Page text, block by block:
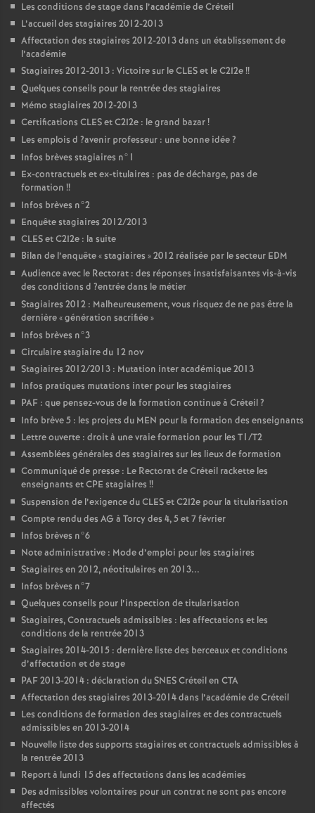
Les conditions de stage dans l’académie de Créteil
L’accueil des stagiaires 2012-2013
Affectation des stagiaires 2012-2013 dans un établissement de
l’académie
Stagiaires 2012-2013 : Victoire sur leCLESet le C2I2e!!
Quelques conseils pour la rentrée des stagiaires
Mémo stagiaires 2012-2013
Certifications CLESet C2I2e : le grand bazar!
Les emplois d ?avenir professeur : une bonne idée?
Infos brèves stagiaires n°1
Ex-contractuels et ex-titulaires : pas de décharge, pas de
formation !!
Infos brèves n°2
Enquête stagiaires 2012/2013
CLESet C2I2e : la suite
Bilan de l’enquête «stagiaires » 2012 réalisée par le secteur EDM
Audience avec le Rectorat : des réponses insatisfaisantes vis-à-vis
des conditions d ?entrée dans le métier
Stagiaires 2012 : Malheureusement, vous risquez de ne pas être la
dernière «génération sacrifiée»
Infos brèves n°3
Circulaire stagiaire du 12 nov
Stagiaires 2012/2013 : Mutation inter académique 2013
Infos pratiques mutations inter pour les stagiaires
PAF : que pensez-vous de la formation continue à Créteil?
Info brève 5 : les projets du MEN pour la formation des enseignants
Lettre ouverte : droit à une vraie formation pour les T1/T2
Assemblées générales des stagiaires sur les lieux de formation
Communiqué de presse : Le Rectorat de Créteil rackette les
enseignants etCPE stagiaires !!
Suspension de l’exigence duCLESet C2I2e pour la titularisation
Compte rendu des AG à Torcy des 4, 5 et 7 février
Infos brèves n°6
Note administrative : Mode d’emploi pour les stagiaires
Stagiaires en 2012, néotitulaires en 2013...
Infos brèves n°7
Quelques conseils pour l’inspection de titularisation
Stagiaires, Contractuels admissibles : les affectations et les
conditions de la rentrée 2013
Stagiaires 2014-2015 : dernière liste des berceaux et conditions
d’affectation et de stage
PAF2013-2014 : déclaration duSNESCréteil en CTA
Affectation des stagiaires 2013-2014 dans l’académie de Créteil
Les conditions de formation des stagiaires et des contractuels
admissibles en 2013-2014
Nouvelle liste des supports stagiaires et contractuels admissibles à
la rentrée 2013
Report à lundi 15 des affectations dans les académies
Des admissibles volontaires pour un contrat ne sont pas encore
affectés